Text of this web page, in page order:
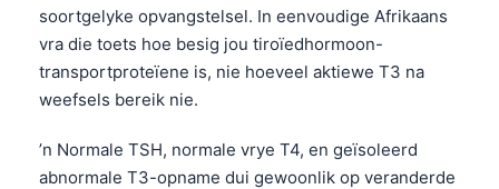
soortgelyke opvangstelsel. In eenvoudige Afrikaans
vra die toets hoe besig jou tiroïedhormoon-
transportproteïene is, nie hoeveel aktiewe T3 na
weefsels bereik nie.
’n Normale TSH, normale vrye T4, en geïsoleerd
abnormale T3-opname dui gewoonlik op veranderde